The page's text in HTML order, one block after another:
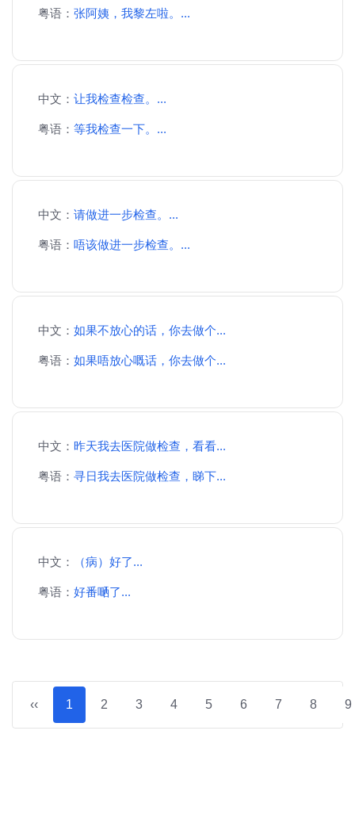
粤语： 张阿姨，我黎左啦。...
中文： 让我检查检查。...
粤语： 等我检查一下。...
中文： 请做进一步检查。...
粤语： 唔该做进一步检查。...
中文： 如果不放心的话，你去做个...
粤语： 如果唔放心嘅话，你去做个...
中文： 昨天我去医院做检查，看看...
粤语： 寻日我去医院做检查，睇下...
中文： （病）好了...
粤语： 好番嗮了...
‹‹ 1 2 3 4 5 6 7 8 9